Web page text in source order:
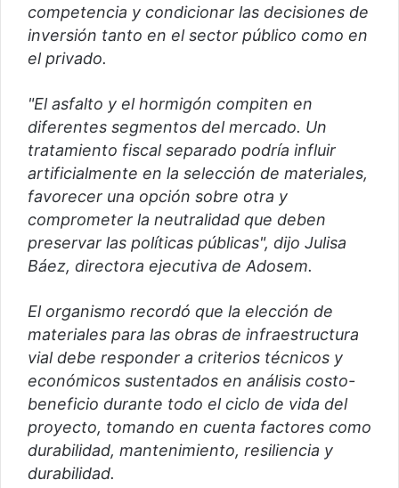
competencia y condicionar las decisiones de
inversión tanto en el sector público como en
el privado.
"El asfalto y el hormigón compiten en
diferentes segmentos del mercado. Un
tratamiento fiscal separado podría influir
artificialmente en la selección de materiales,
favorecer una opción sobre otra y
comprometer la neutralidad que deben
preservar las políticas públicas", dijo Julisa
Báez, directora ejecutiva de Adosem.
El organismo recordó que la elección de
materiales para las obras de infraestructura
vial debe responder a criterios técnicos y
económicos sustentados en análisis costo-
beneficio durante todo el ciclo de vida del
proyecto, tomando en cuenta factores como
durabilidad, mantenimiento, resiliencia y
durabilidad.